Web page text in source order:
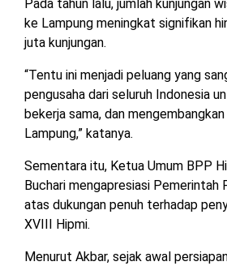
Pada tahun lalu, jumlah kunjungan
ke Lampung meningkat signifikan
juta kunjungan.
“Tentu ini menjadi peluang yang
pengusaha dari seluruh Indonesia
bekerja sama, dan
Lampung,” katanya.
Sementara itu, Ketua Umum BPP
Buchari mengapresiasi Pemerintah
atas dukungan penuh terhadap
XVIII Hipmi.
Menurut Akbar, sejak awal